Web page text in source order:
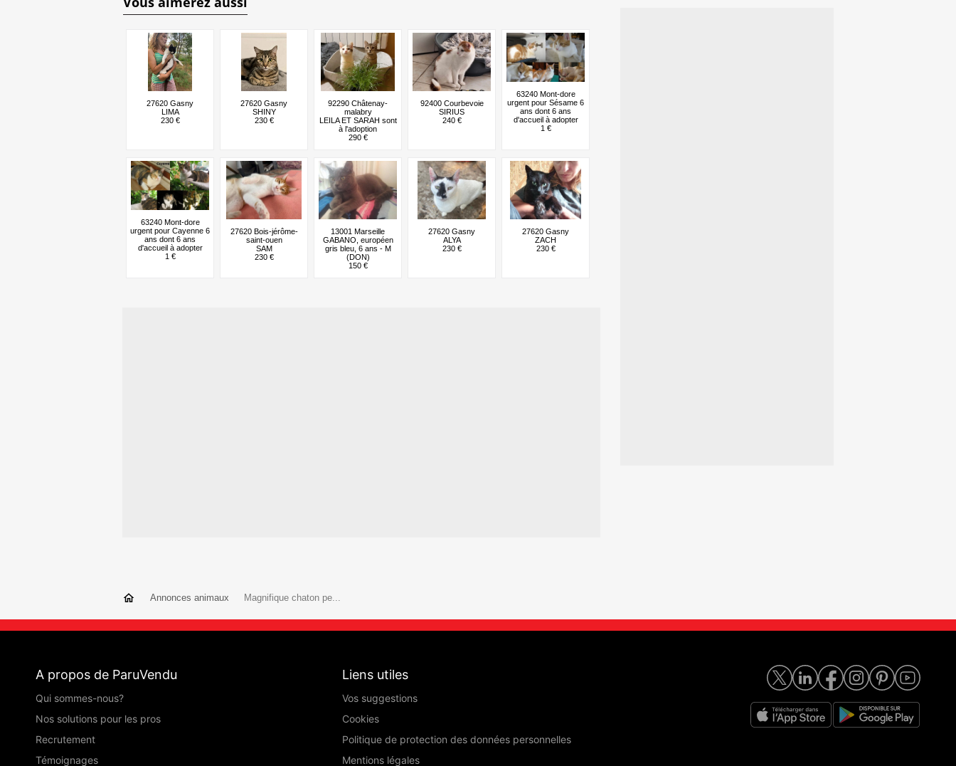
27620 Gasny
LIMA
230 €
27620 Gasny
SHINY
230 €
92290 Châtenay-
malabry
‌‌LEILA ET SARAH sont
à l'adoption
290 €
92400 Courbevoie
SIRIUS
240 €
63240 Mont-dore
urgent pour Sésame 6
ans dont 6 ans
d'accueil à adopter
1 €
63240 Mont-dore
urgent pour Cayenne 6
ans dont 6 ans
d'accueil à adopter
1 €
27620 Bois-jérôme-
saint-ouen
SAM
230 €
13001 Marseille
GABANO, européen
gris bleu, 6 ans - M
(DON)
150 €
27620 Gasny
ALYA
230 €
27620 Gasny
ZACH
230 €
Annonces animaux Magnifique chaton pe...
A propos de ParuVendu
Qui sommes-nous?
Nos solutions pour les pros
Recrutement
Témoignages
Liens utiles
Vos suggestions
Cookies
Politique de protection des données personnelles
Mentions légales